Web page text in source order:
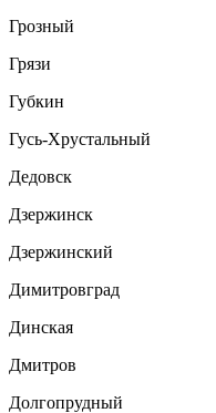
Грозный
Грязи
Губкин
Гусь-Хрустальный
Дедовск
Дзержинск
Дзержинский
Димитровград
Динская
Дмитров
Долгопрудный